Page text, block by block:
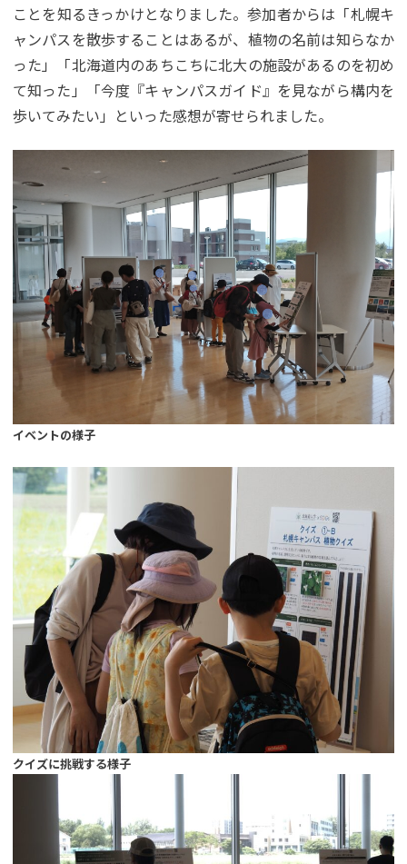
ことを知るきっかけとなりました。参加者からは「札幌キ
ャンパスを散歩することはあるが、植物の名前は知らなか
った」「北海道内のあちこちに北大の施設があるのを初め
て知った」「今度『キャンパスガイド』を見ながら構内を
歩いてみたい」といった感想が寄せられました。
イベントの様子
クイズに挑戦する様子